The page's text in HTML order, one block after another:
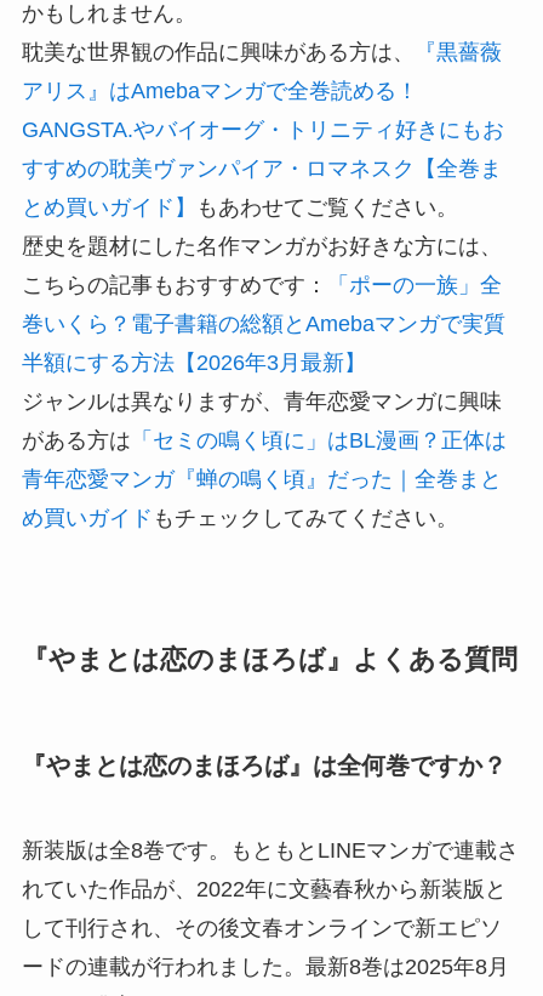
かもしれません。
耽美な世界観の作品に興味がある方は、
『黒薔薇
アリス』はAmebaマンガで全巻読める！
GANGSTA.やバイオーグ・トリニティ好きにもお
すすめの耽美ヴァンパイア・ロマネスク【全巻ま
とめ買いガイド】
もあわせてご覧ください。
歴史を題材にした名作マンガがお好きな方には、
こちらの記事もおすすめです：
「ポーの一族」全
巻いくら？電子書籍の総額とAmebaマンガで実質
半額にする方法【2026年3月最新】
ジャンルは異なりますが、青年恋愛マンガに興味
がある方は 「セミの鳴く頃に」はBL漫画？正体は
青年恋愛マンガ『蝉の鳴く頃』だった｜全巻まと
め買いガイド もチェックしてみてください。
『やまとは恋のまほろば』よくある質問
『やまとは恋のまほろば』は全何巻ですか？
新装版は全8巻です。もともとLINEマンガで連載さ
れていた作品が、2022年に文藝春秋から新装版と
して刊行され、その後文春オンラインで新エピソ
ードの連載が行われました。最新8巻は2025年8月